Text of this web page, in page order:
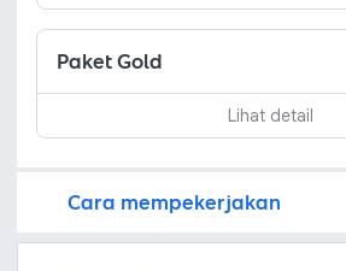
Paket Gold
Lihat detail
Cara mempekerjakan